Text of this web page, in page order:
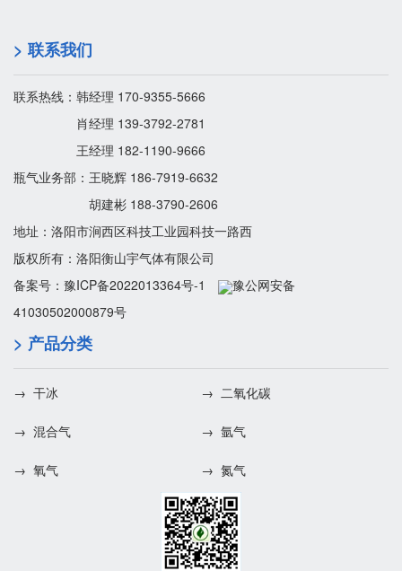
> 联系我们
联系热线：韩经理 170-9355-5666
肖经理 139-3792-2781
王经理 182-1190-9666
瓶气业务部：王晓辉 186-7919-6632
胡建彬 188-3790-2606
地址：洛阳市涧西区科技工业园科技一路西
版权所有：洛阳衡山宇气体有限公司
备案号： 豫ICP备2022013364号-1
豫公网安备
41030502000879号
> 产品分类
→ 干冰 → 二氧化碳
→ 混合气 → 氩气
→ 氧气 → 氮气